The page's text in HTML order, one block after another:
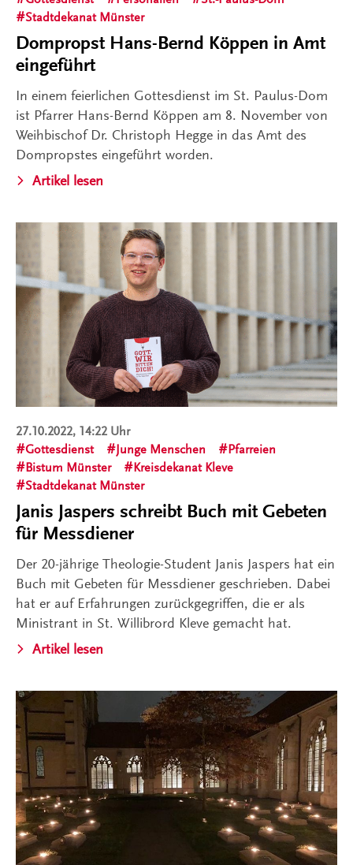
Stadtdekanat Münster
Dompropst Hans-Bernd Köppen in Amt
eingeführt
In einem feierlichen Gottesdienst im St. Paulus-Dom
ist Pfarrer Hans-Bernd Köppen am 8. November von
Weihbischof Dr. Christoph Hegge in das Amt des
Dompropstes eingeführt worden.
Artikel lesen
27.10.2022, 14:22 Uhr
Gottesdienst
Junge Menschen
Pfarreien
Bistum Münster
Kreisdekanat Kleve
Stadtdekanat Münster
Janis Jaspers schreibt Buch mit Gebeten
für Messdiener
Der 20-jährige Theologie-Student Janis Jaspers hat ein
Buch mit Gebeten für Messdiener geschrieben. Dabei
hat er auf Erfahrungen zurückgegriffen, die er als
Ministrant in St. Willibrord Kleve gemacht hat.
Artikel lesen